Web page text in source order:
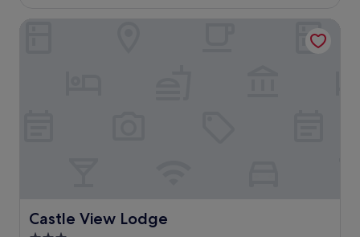
Castle View Lodge
Castle View Lodge